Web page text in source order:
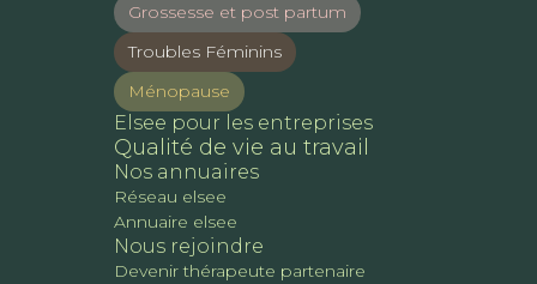
Grossesse et post partum
Troubles Féminins
Ménopause
Elsee pour les entreprises
Qualité de vie au travail
Nos annuaires
Réseau elsee
Annuaire elsee
Nous rejoindre
Devenir thérapeute partenaire